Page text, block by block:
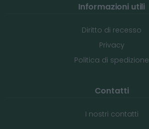
Informazioni utili
Diritto di recesso
Privacy
Politica di spedizione
Contatti
I nostri contatti